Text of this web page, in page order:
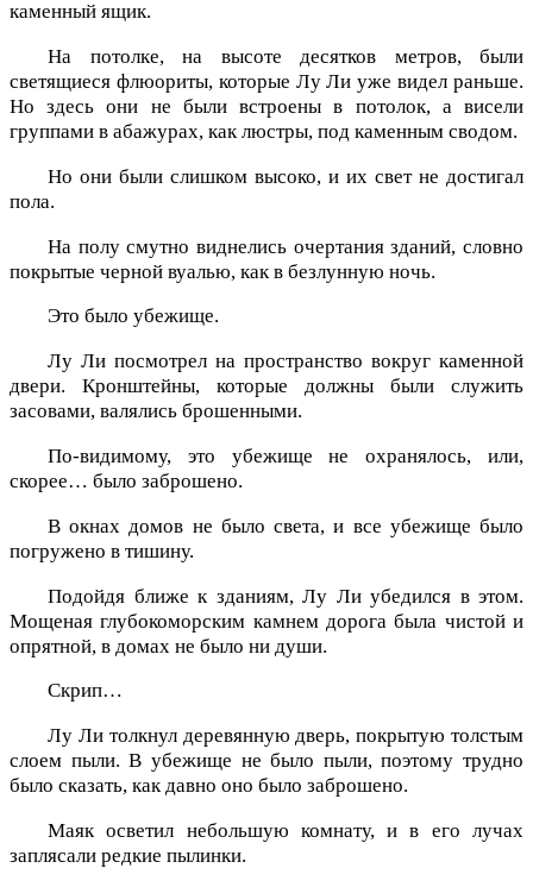
каменный ящик.
На потолке, на высоте десятков метров, были
светящиеся флюориты, которые Лу Ли уже видел раньше.
Но здесь они не были встроены в потолок, а висели
группами в абажурах, как люстры, под каменным сводом.
Но они были слишком высоко, и их свет не достигал
пола.
На полу смутно виднелись очертания зданий, словно
покрытые черной вуалью, как в безлунную ночь.
Это было убежище.
Лу Ли посмотрел на пространство вокруг каменной
двери. Кронштейны, которые должны были служить
засовами, валялись брошенными.
По-видимому, это убежище не охранялось, или,
скорее… было заброшено.
В окнах домов не было света, и все убежище было
погружено в тишину.
Подойдя ближе к зданиям, Лу Ли убедился в этом.
Мощеная глубокоморским камнем дорога была чистой и
опрятной, в домах не было ни души.
Скрип…
Лу Ли толкнул деревянную дверь, покрытую толстым
слоем пыли. В убежище не было пыли, поэтому трудно
было сказать, как давно оно было заброшено.
Маяк осветил небольшую комнату, и в его лучах
заплясали редкие пылинки.